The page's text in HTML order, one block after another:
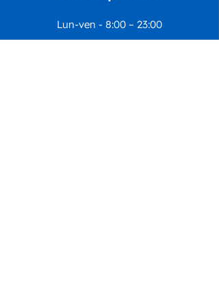
Lun-ven - 8:00 – 23:00
Sab - 9:00 – 13:00